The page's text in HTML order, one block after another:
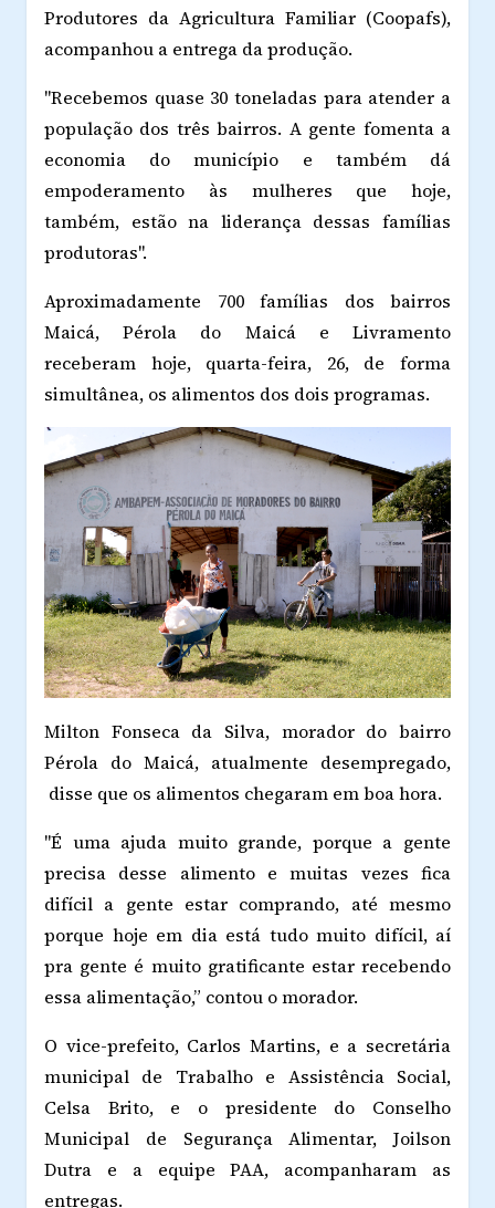
Produtores da Agricultura Familiar (Coopafs),
acompanhou a entrega da produção.
"Recebemos quase 30 toneladas para atender a
população dos três bairros. A gente fomenta a
economia do município e também dá
empoderamento às mulheres que hoje,
também, estão na liderança dessas famílias
produtoras".
Aproximadamente 700 famílias dos bairros
Maicá, Pérola do Maicá e Livramento
receberam hoje, quarta-feira, 26, de forma
simultânea, os alimentos dos dois programas.
Milton Fonseca da Silva, morador do bairro
Pérola do Maicá, atualmente desempregado,
disse que os alimentos chegaram em boa hora.
"É uma ajuda muito grande, porque a gente
precisa desse alimento e muitas vezes fica
difícil a gente estar comprando, até mesmo
porque hoje em dia está tudo muito difícil, aí
pra gente é muito gratificante estar recebendo
essa alimentação,” contou o morador.
O vice-prefeito, Carlos Martins, e a secretária
municipal de Trabalho e Assistência Social,
Celsa Brito, e o presidente do Conselho
Municipal de Segurança Alimentar, Joilson
Dutra e a equipe PAA, acompanharam as
entregas.